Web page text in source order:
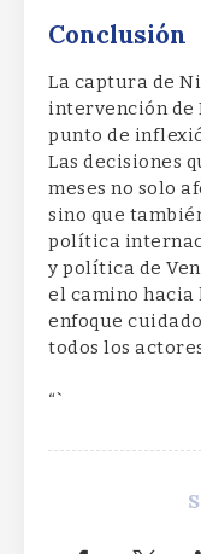
Conclusión
La captura de
intervención de
punto de
Las decisiones
meses no solo
sino que
política
y política de
el camino
enfoque
todos los
“`